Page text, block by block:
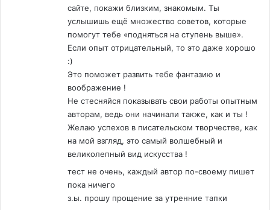
сайте, покажи близким, знакомым. Ты
услышишь ещё множество советов, которые
помогут тебе «подняться на ступень выше».
Если опыт отрицательный, то это даже хорошо
:)
Это поможет развить тебе фантазию и
воображение !
Не стесняйся показывать свои работы опытным
авторам, ведь они начинали также, как и ты !
Желаю успехов в писательском творчестве, как
на мой взгляд, это самый волшебный и
великолепный вид искусства !
тест не очень, каждый автор по-своему пишет
пока ничего
з.ы. прошу прощение за утренние тапки